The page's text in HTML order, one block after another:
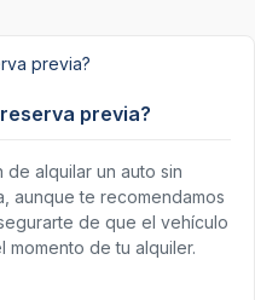
previa?
de alquilar un auto sin
aunque te recomendamos
de que el vehículo
de tu alquiler.